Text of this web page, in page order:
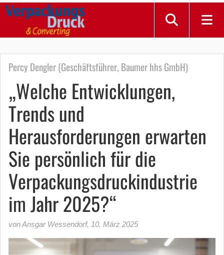
Percy Dengler (Geschäftsführer, Baumer hhs GmbH)
„Welche Entwicklungen,
Trends und
Herausforderungen erwarten
Sie persönlich für die
Verpackungsdruckindustrie
im Jahr 2025?“
von Ansgar Wessendorf, 10. März 2025